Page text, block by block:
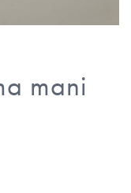
mani